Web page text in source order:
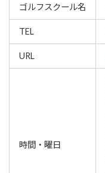
ゴルフスクール名
TEL
URL
時間・曜日